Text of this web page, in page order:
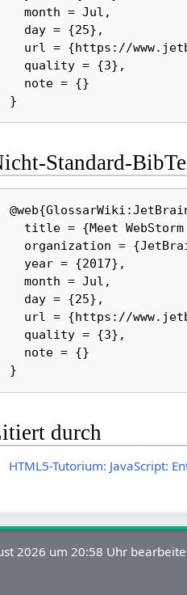
Standard-
durch
HTML5-Tutorium: JavaScript:
2026 um 20:58 Uhr